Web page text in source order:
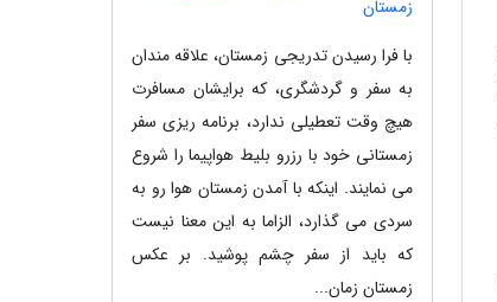
زمستان
با فرا رسیدن تدریجی زمستان، علاقه مندان
به سفر و گردشگری، که برایشان مسافرت
هیچ وقت تعطیلی ندارد، برنامه ریزی سفر
زمستانی خود با رزرو بلیط هواپیما را شروع
می نمایند. اینکه با آمدن زمستان هوا رو به
سردی می گذارد، الزاما به این معنا نیست
که باید از سفر چشم پوشید. بر عکس
زمستان زمان...